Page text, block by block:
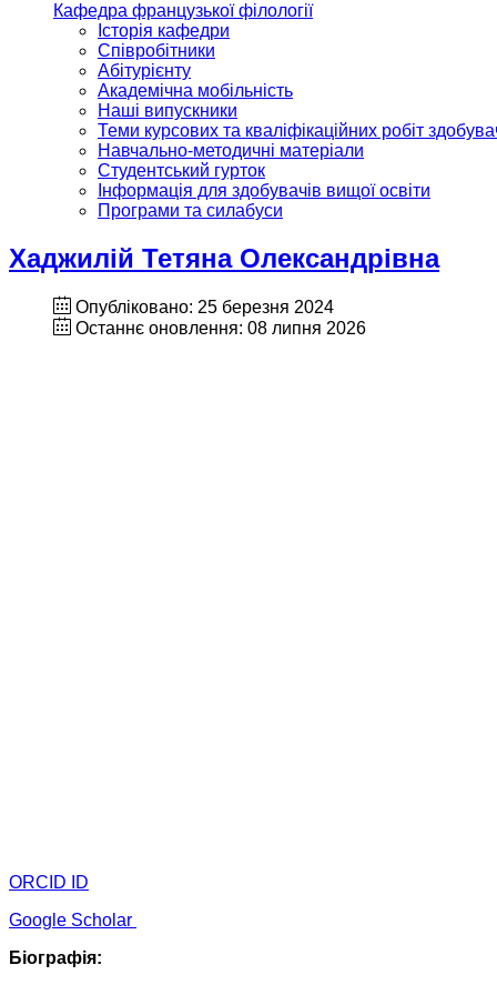
Кафедра французької філології
Історія кафедри
Співробітники
Абітурієнту
Академічна мобільність
Наші випускники
Теми курсових та кваліфікаційних робіт
Навчально-методичні матеріали
Студентський гурток
Інформація для здобувачів вищої освіти
Програми та силабуси
Хаджилій Тетяна Олександрівна
Опубліковано: 25 березня 2024
Останнє оновлення: 08 липня 2026
ORCID ID
Google Scholar
Біографія: